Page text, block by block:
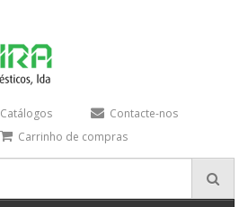
Catálogos
Contacte-nos
Carrinho de compras